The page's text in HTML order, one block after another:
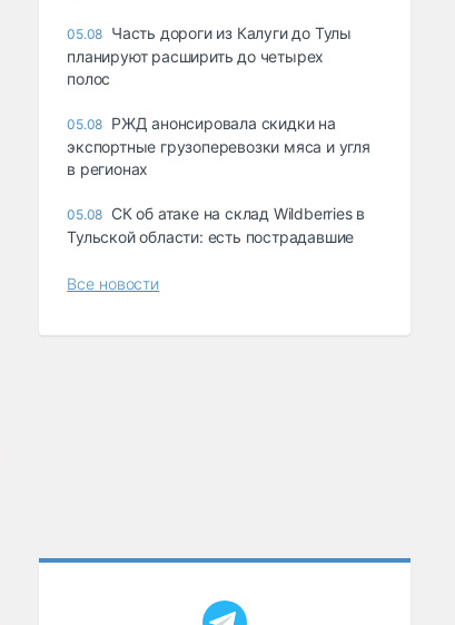
05.08 Часть дороги из Калуги до Тулы
планируют расширить до четырех
полос
05.08 РЖД анонсировала скидки на
экспортные грузоперевозки мяса и угля
в регионах
05.08 СК об атаке на склад Wildberries в
Тульской области: есть пострадавшие
Все новости